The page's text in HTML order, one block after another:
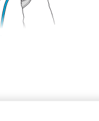
de la chute par